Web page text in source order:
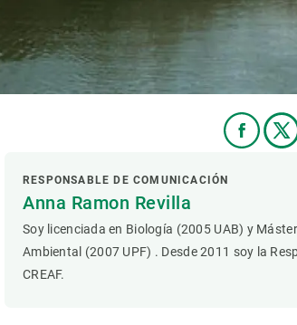
RESPONSABLE DE COMUNICACIÓN
Anna Ramon Revilla
Soy licenciada en Biología (2005 UAB) y
Ambiental (2007 UPF) . Desde 2011 soy la
CREAF.